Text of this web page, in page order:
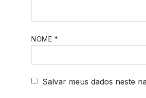
NOME *
Salvar meus dados neste